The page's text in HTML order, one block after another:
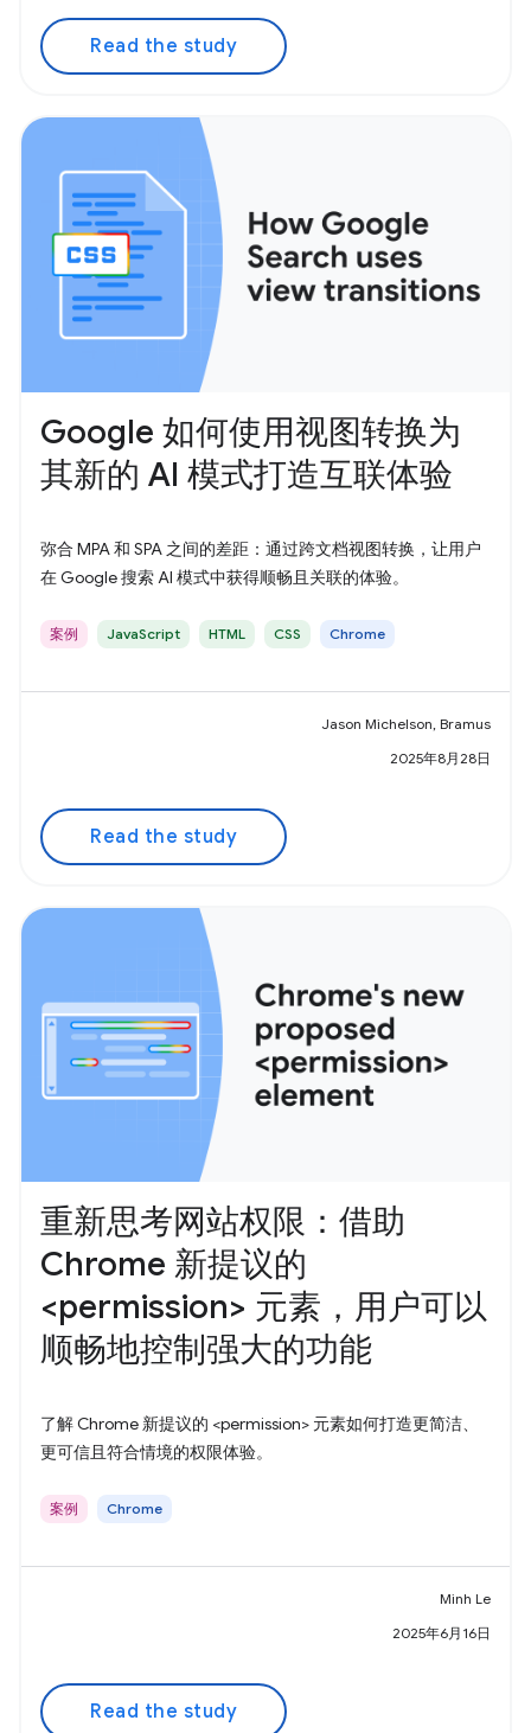
Read the study
Google 如何使用视图转换为
其新的 AI 模式打造互联体验
弥合 MPA 和 SPA 之间的差距：通过跨文档视图转换，让用户
在 Google 搜索 AI 模式中获得顺畅且关联的体验。
案例 JavaScript HTML CSS Chrome
Jason Michelson, Bramus
2025年8月28日
Read the study
重新思考网站权限：借助
Chrome 新提议的
<permission> 元素，用户可以
顺畅地控制强大的功能
了解 Chrome 新提议的 <permission> 元素如何打造更简洁、
更可信且符合情境的权限体验。
案例 Chrome
Minh Le
2025年6月16日
Read the study